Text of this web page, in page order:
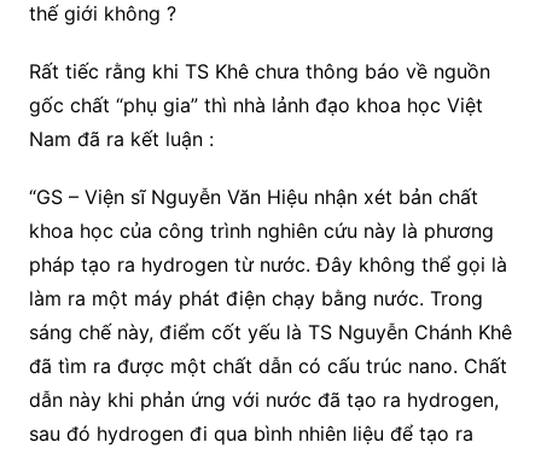
thế giới không ?
Rất tiếc rằng khi TS Khê chưa thông báo về nguồn
gốc chất “phụ gia” thì nhà lảnh đạo khoa học Việt
Nam đã ra kết luận :
“GS – Viện sĩ Nguyễn Văn Hiệu nhận xét bản chất
khoa học của công trình nghiên cứu này là phương
pháp tạo ra hydrogen từ nước. Đây không thể gọi là
làm ra một máy phát điện chạy bằng nước. Trong
sáng chế này, điểm cốt yếu là TS Nguyễn Chánh Khê
đã tìm ra được một chất dẫn có cấu trúc nano. Chất
dẫn này khi phản ứng với nước đã tạo ra hydrogen,
sau đó hydrogen đi qua bình nhiên liệu để tạo ra